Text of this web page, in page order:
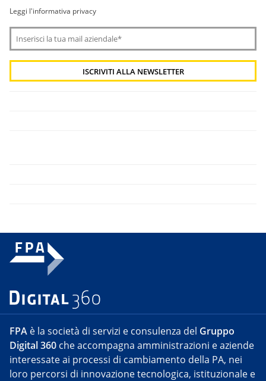
Leggi l'informativa privacy
FPA è la società di servizi e consulenza del Gruppo
Digital 360 che accompagna amministrazioni e aziende
interessate ai processi di cambiamento della PA, nei
loro percorsi di innovazione tecnologica, istituzionale e